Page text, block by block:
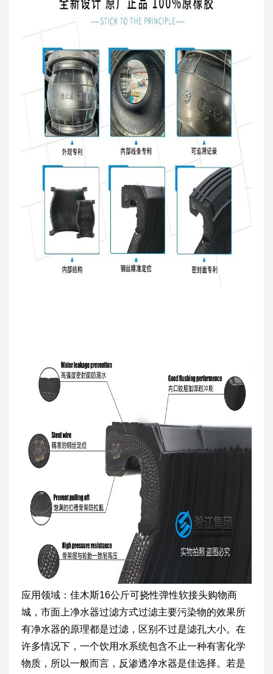
应用领域：佳木斯16公斤可挠性弹性软接头购物商
城，市面上净水器过滤方式过滤主要污染物的效果所
有净水器的原理都是过滤，区别不过是滤孔大小。在
许多情况下，一个饮用水系统包含不止一种有害化学
物质，所以一般而言，反渗透净水器是佳选择。若是